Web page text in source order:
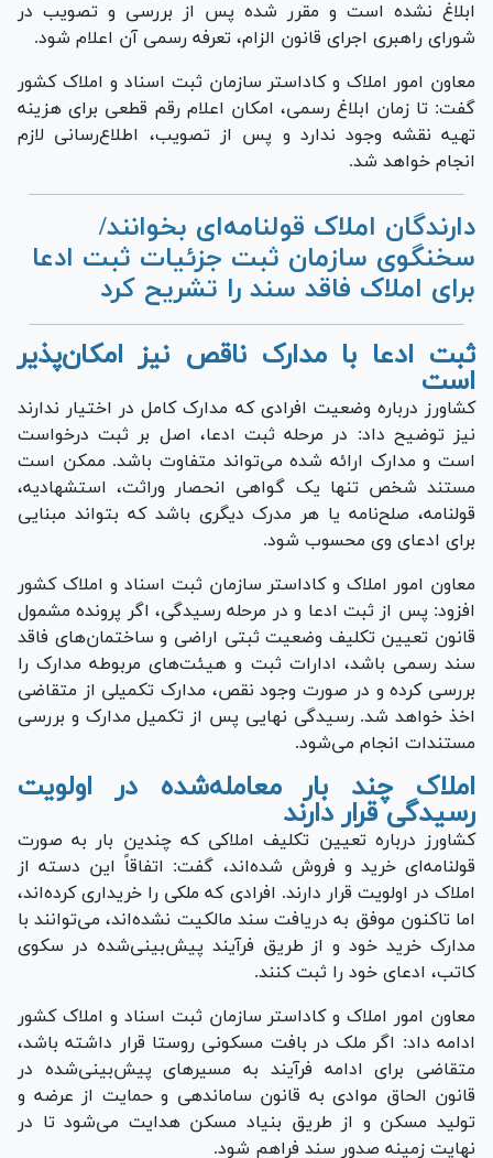
ابلاغ نشده است و مقرر شده پس از بررسی و تصویب در
شورای راهبری اجرای قانون الزام، تعرفه رسمی آن اعلام شود.
معاون امور املاک و کاداستر سازمان ثبت اسناد و املاک کشور
گفت: تا زمان ابلاغ رسمی، امکان اعلام رقم قطعی برای هزینه
تهیه نقشه وجود ندارد و پس از تصویب، اطلاع‌رسانی لازم
انجام خواهد شد.
دارندگان املاک قولنامه‌ای بخوانند/
سخنگوی سازمان ثبت جزئیات ثبت ادعا
برای املاک فاقد سند را تشریح کرد
ثبت ادعا با مدارک ناقص نیز امکان‌پذیر
است
کشاورز درباره وضعیت افرادی که مدارک کامل در اختیار ندارند
نیز توضیح داد: در مرحله ثبت ادعا، اصل بر ثبت درخواست
است و مدارک ارائه شده می‌تواند متفاوت باشد. ممکن است
مستند شخص تنها یک گواهی انحصار وراثت، استشهادیه،
قولنامه، صلح‌نامه یا هر مدرک دیگری باشد که بتواند مبنایی
برای ادعای وی محسوب شود.
معاون امور املاک و کاداستر سازمان ثبت اسناد و املاک کشور
افزود: پس از ثبت ادعا و در مرحله رسیدگی، اگر پرونده مشمول
قانون تعیین تکلیف وضعیت ثبتی اراضی و ساختمان‌های فاقد
سند رسمی باشد، ادارات ثبت و هیئت‌های مربوطه مدارک را
بررسی کرده و در صورت وجود نقص، مدارک تکمیلی از متقاضی
اخذ خواهد شد. رسیدگی نهایی پس از تکمیل مدارک و بررسی
مستندات انجام می‌شود.
املاک چند بار معامله‌شده در اولویت
رسیدگی قرار دارند
کشاورز درباره تعیین تکلیف املاکی که چندین بار به صورت
قولنامه‌ای خرید و فروش شده‌اند، گفت: اتفاقاً این دسته از
املاک در اولویت قرار دارند. افرادی که ملکی را خریداری کرده‌اند،
اما تاکنون موفق به دریافت سند مالکیت نشده‌اند، می‌توانند با
مدارک خرید خود و از طریق فرآیند پیش‌بینی‌شده در سکوی
کاتب، ادعای خود را ثبت کنند.
معاون امور املاک و کاداستر سازمان ثبت اسناد و املاک کشور
ادامه داد: اگر ملک در بافت مسکونی روستا قرار داشته باشد،
متقاضی برای ادامه فرآیند به مسیر‌های پیش‌بینی‌شده در
قانون الحاق موادی به قانون ساماندهی و حمایت از عرضه و
تولید مسکن و از طریق بنیاد مسکن هدایت می‌شود تا در
نهایت زمینه صدور سند فراهم شود.